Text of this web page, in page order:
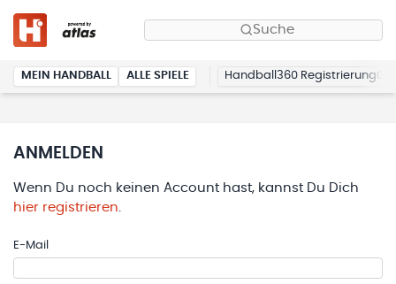
Suche
MEIN HANDBALL ALLE SPIELE Handball360 Registrierung
ANMELDEN
Wenn Du noch keinen Account hast, kannst Du Dich
hier registrieren.
E-Mail